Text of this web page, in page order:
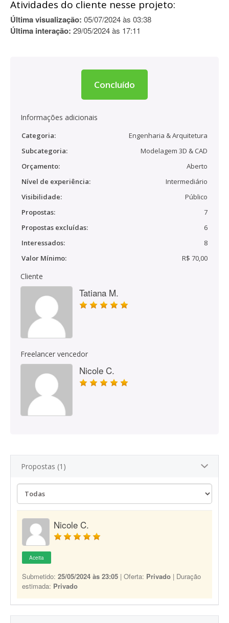
Atividades do cliente nesse projeto:
Última visualização: 05/07/2024 às 03:38
Última interação: 29/05/2024 às 17:11
Concluído
Informações adicionais
Categoria:
Engenharia & Arquitetura
Subcategoria:
Modelagem 3D & CAD
Orçamento:
Aberto
Nível de experiência:
Intermediário
Visibilidade:
Público
Propostas:
7
Propostas excluídas:
6
Interessados:
8
Valor Mínimo:
R$ 70,00
Cliente
Tatiana M.
Freelancer vencedor
Nicole C.
Propostas (1)
Nicole C.
Aceita
Submetido: 25/05/2024 às 23:05 | Oferta: Privado | Duração
estimada: Privado